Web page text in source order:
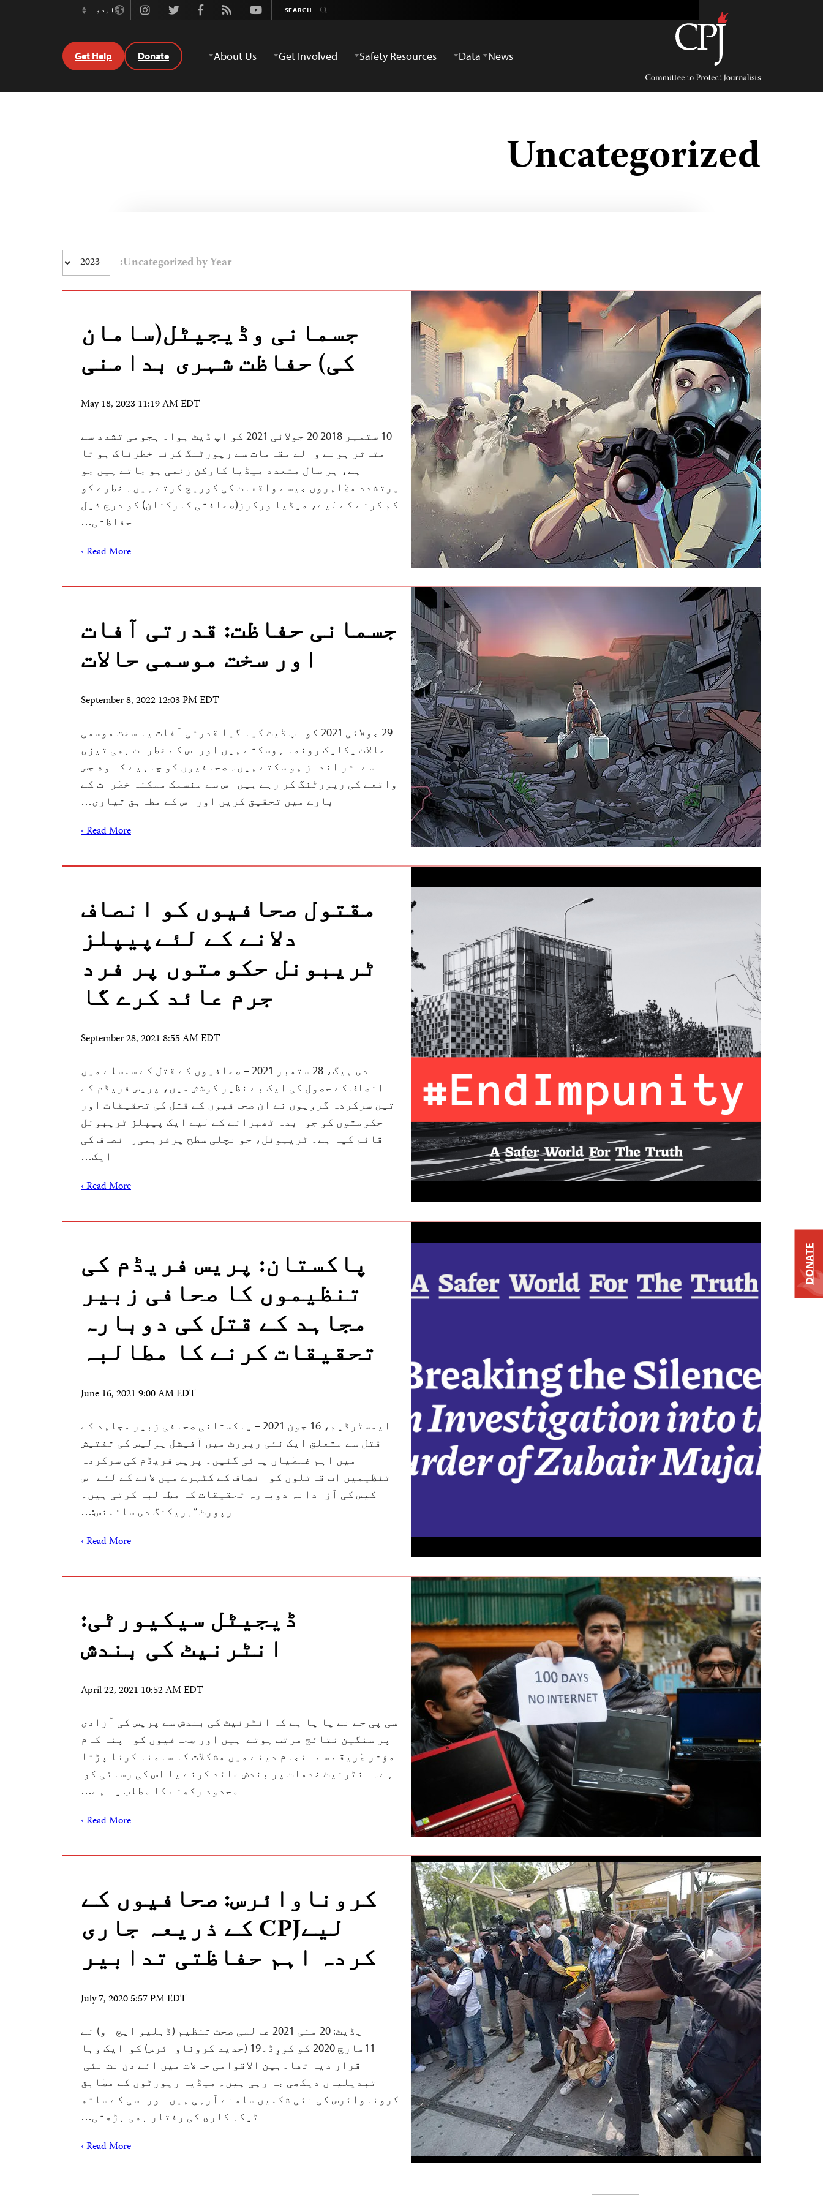
Committee
Protect
Journalists
Youtube
Rss
Facebook
Twitter
Instagram
اردو
Switch
News
Data
Safety Resources
Get Involved
About Us
Donate
Get Help
Uncategorized
Uncategorized by Year:
جسمانی وڈیجیٹل(سامان
کی) حفاظت شہری بدامنی
May 18, 2023 11:19 AM EDT
10 ستمبر 2018 20 جولائی 2021 کو اپ ڈیٹ ہوا۔ ہجومی تشدد سے
متاثر ہونے والے مقامات سے رپورٹنگ کرنا خطرناک ہو تا
ہے، ہر سال متعدد میڈیا کارکن زخمی ہو جاتے ہیں جو
پرتشدد مظاہروں جیسے واقعات کی کوریج کرتے ہیں۔ خطرے کو
کم کرنے کے لیے، میڈیا ورکرز(صحافتی کارکنان) کو درج ذیل
حفاظتی…
Read More ›
جسمانی حفاظت: قدرتی آفات
اور سخت موسمی حالات
September 8, 2022 12:03 PM EDT
29 جولائی 2021 کو اپ ڈیٹ کیا گیا قدرتی آفات یا سخت موسمی
حالات یکایک رونما ہوسکتے ہیں اوراس کے خطرات بھی تیزی
سےاثر انداز ہو سکتے ہیں۔ صحافیوں کو چاہیے کہ وه جس
واقعے کی رپورڻنگ کر رہے ہیں اس سے منسلک ممکنہ خطرات کے
بارے میں تحقیق کریں اور اس کے مطابق تیاری…
Read More ›
مقتول صحافیوں کو انصاف
دلانے کے لئےپیپلز
ٹریبونل حکومتوں پر فرد
جرم عائد کرے گا
September 28, 2021 8:55 AM EDT
دی ہیگ، 28 ستمبر 2021 – صحافیوں کے قتل کے سلسلے میں
انصاف کے حصول کی ایک بے نظیر کوشش میں، پریس فریڈم کے
تین سرکردہ گروپوں نے ان صحافیوں کے قتل کی تحقیقات اور
حکومتوں کو جوابدہ ٹھہرانے کے لیے ایک پیپلز ٹریبونل
قائم کیا ہے۔ ٹریبونل، جو نچلی سطح پرفرہمی ِانصاف کی
ایک…
Read More ›
پاکستان: پریس فریڈم کی
تنظیموں کا صحافی زبیر
مجاہد کے قتل کی دوبارہ
تحقیقات کرنے کا مطالبہ
June 16, 2021 9:00 AM EDT
ایمسٹرڈیم، 16 جون 2021 – پاکستانی صحافی زبیر مجاہد کے
قتل سے متعلق ایک نئی رپورٹ میں آفیشل پولیس کی تفتیش
میں اہم غلطیاں پائی گئیں۔ پریس فریڈم کی سرکردہ
تنظیمیں اب قاتلوں کو انصاف کے کٹہرے میں لانے کے لئے اس
کیس کی آزادانہ دوبارہ تحقیقات کا مطالبہ کرتی ہیں۔
رپورٹ “بریکنگ دی سائلنس:…
Read More ›
ڈیجیٹل سیکیورٹی:
انٹرنیٹ کی بندش
April 22, 2021 10:52 AM EDT
سی پی جے نے پا یا ہے کہ انٹرنیٹ کی بندش سے پریس کی آزادی
پر سنگین نتائج مرتب ہوتے ہیں اور صحافیوں کو اپنا کام
مؤثر طریقے سے انجام دینے میں مشکلات کا سامنا کرنا پڑتا
ہے۔ انٹرنیٹ خدمات پر بندش عائد کرنے یا اس کی رسائی کو
محدود رکھنے کا مطلب یہ ہے…
Read More ›
کروناوائرس: صحافیوں کے
لیےCPJ کے ذریعہ جاری
کردہ اہم حفاظتی تدابیر
July 7, 2020 5:57 PM EDT
اپڈیٹ: 20 مئی 2021 عالمی صحت تنظیم (ڈبلیو ایچ او) نے
11مارچ 2020 کو کووِڈ۔19 (جدید کروناوائرس) کو ایک وبا
قرار دیا تھا۔بین الاقوامی حالات میں آئے دن نت نئی
تبدیلیاں دیکھی جا رہی ہیں۔ میڈیا رپورٹوں کے مطابق
کروناوائرس کی نئی شکلیں سامنے آرہی ہیں اوراسی کے ساتھ
ٹیکہ کاری کی رفتار بھی بڑھتی…
Read More ›
DONATE